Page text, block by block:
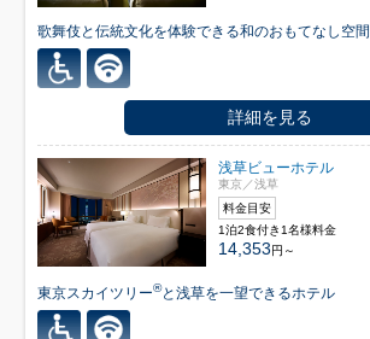
歌舞伎と伝統文化を体験できる和のおもてなし空間
詳細を見る
浅草ビューホテル
東京／浅草
料金目安
1泊2食付き1名様料金
14,353円～
東京スカイツリー®と浅草を一望できるホテル